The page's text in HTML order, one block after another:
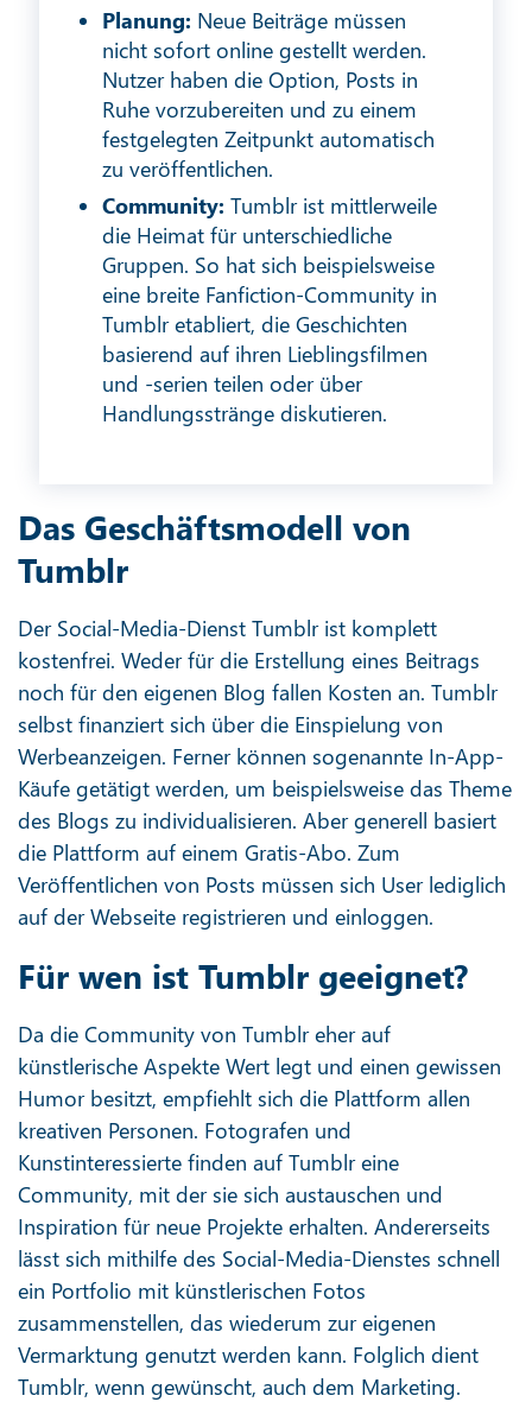
Planung: Neue Beiträge müssen
nicht sofort online gestellt werden.
Nutzer haben die Option, Posts in
Ruhe vorzubereiten und zu einem
festgelegten Zeitpunkt automatisch
zu veröffentlichen.
Community: Tumblr ist mittlerweile
die Heimat für unterschiedliche
Gruppen. So hat sich beispielsweise
eine breite Fanfiction-Community in
Tumblr etabliert, die Geschichten
basierend auf ihren Lieblingsfilmen
und -serien teilen oder über
Handlungsstränge diskutieren.
Das Geschäftsmodell von
Tumblr
Der Social-Media-Dienst Tumblr ist komplett
kostenfrei. Weder für die Erstellung eines Beitrags
noch für den eigenen Blog fallen Kosten an. Tumblr
selbst finanziert sich über die Einspielung von
Werbeanzeigen. Ferner können sogenannte In-App-
Käufe getätigt werden, um beispielsweise das Theme
des Blogs zu individualisieren. Aber generell basiert
die Plattform auf einem Gratis-Abo. Zum
Veröffentlichen von Posts müssen sich User lediglich
auf der Webseite registrieren und einloggen.
Für wen ist Tumblr geeignet?
Da die Community von Tumblr eher auf
künstlerische Aspekte Wert legt und einen gewissen
Humor besitzt, empfiehlt sich die Plattform allen
kreativen Personen. Fotografen und
Kunstinteressierte finden auf Tumblr eine
Community, mit der sie sich austauschen und
Inspiration für neue Projekte erhalten. Andererseits
lässt sich mithilfe des Social-Media-Dienstes schnell
ein Portfolio mit künstlerischen Fotos
zusammenstellen, das wiederum zur eigenen
Vermarktung genutzt werden kann. Folglich dient
Tumblr, wenn gewünscht, auch dem Marketing.